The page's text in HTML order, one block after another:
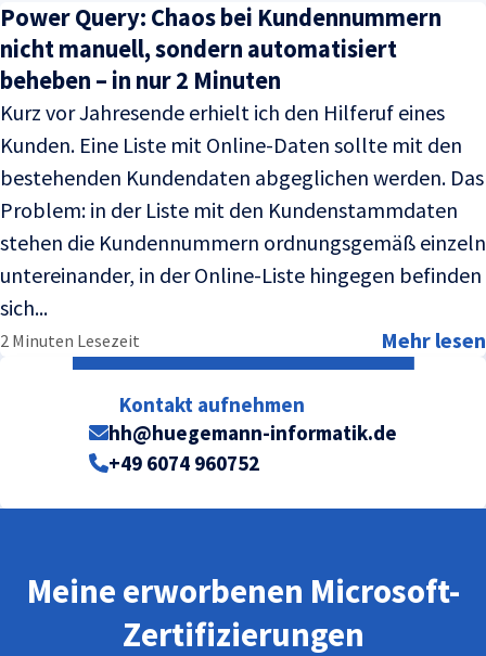
Power Query: Chaos bei Kundennummern
nicht manuell, sondern automatisiert
beheben – in nur 2 Minuten
Kurz vor Jahresende erhielt ich den Hilferuf eines
Kunden. Eine Liste mit Online-Daten sollte mit den
bestehenden Kundendaten abgeglichen werden. Das
Problem: in der Liste mit den Kundenstammdaten
stehen die Kundennummern ordnungsgemäß einzeln
untereinander, in der Online-Liste hingegen befinden
sich...
2 Minuten Lesezeit Mehr lesen
Kontakt aufnehmen
hh@huegemann-informatik.de
+49 6074 960752
Meine erworbenen Microsoft-
Zertifizierungen